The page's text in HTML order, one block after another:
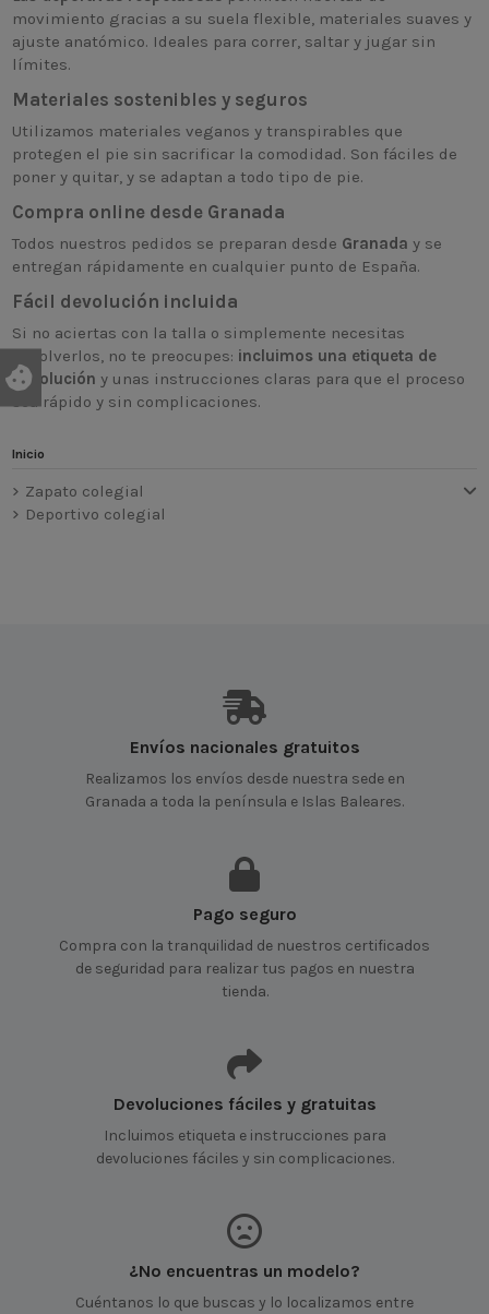
movimiento gracias a su suela flexible, materiales suaves y
ajuste anatómico. Ideales para correr, saltar y jugar sin
límites.
Materiales sostenibles y seguros
Utilizamos materiales veganos y transpirables que
protegen el pie sin sacrificar la comodidad. Son fáciles de
poner y quitar, y se adaptan a todo tipo de pie.
Compra online desde Granada
Todos nuestros pedidos se preparan desde Granada y se
entregan rápidamente en cualquier punto de España.
Fácil devolución incluida
Si no aciertas con la talla o simplemente necesitas
devolverlos, no te preocupes: incluimos una etiqueta de
devolución y unas instrucciones claras para que el proceso
sea rápido y sin complicaciones.
Inicio
Zapato colegial
Deportivo colegial
Envíos nacionales gratuitos
Realizamos los envíos desde nuestra sede en
Granada a toda la península e Islas Baleares.
Pago seguro
Compra con la tranquilidad de nuestros certificados
de seguridad para realizar tus pagos en nuestra
tienda.
Devoluciones fáciles y gratuitas
Incluimos etiqueta e instrucciones para
devoluciones fáciles y sin complicaciones.
¿No encuentras un modelo?
Cuéntanos lo que buscas y lo localizamos entre